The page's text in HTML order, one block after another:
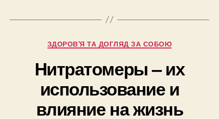
рациона
Категорії
ЗДОРОВ'Я ТА ДОГЛЯД ЗА СОБОЮ
Нитратомеры – их
использование и
влияние на жизнь